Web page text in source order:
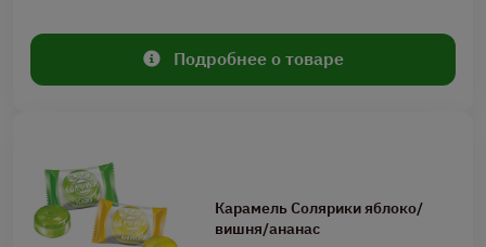
Подробнее о товаре
Карамель Солярики яблоко/
вишня/ананас